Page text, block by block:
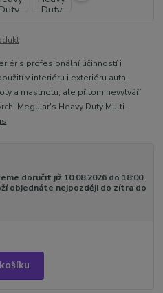
s profesionální účinností i
v interiéru i exteriéru auta.
a mastnotu, ale přitom nevytváří
Meguiar's Heavy Duty Multi-
doručit již 10.08.2026 do 18:00.
objednáte nejpozději do zítra do